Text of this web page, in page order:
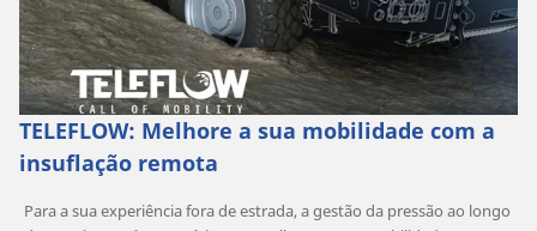
TELEFLOW: Melhore a sua mobilidade com a
insuflação remota
Para a sua experiência fora de estrada, a gestão da pressão ao longo